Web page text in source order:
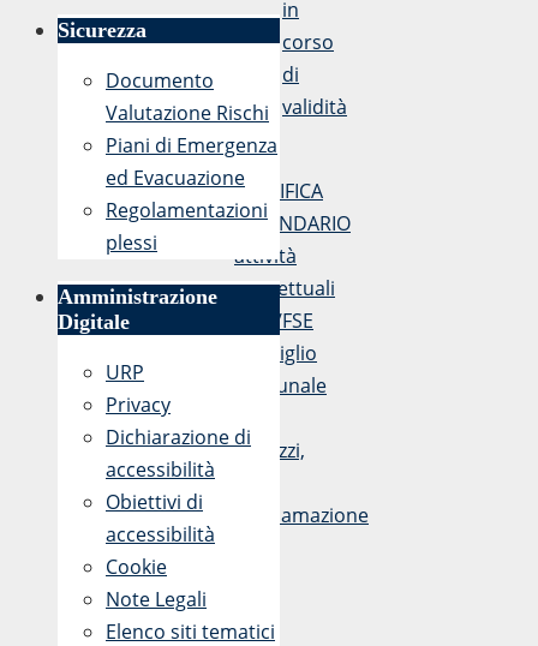
in
corso
di
validità
«
MODIFICA
CALENDARIO
attività
progettuali
PON/FSE
Consiglio
Comunale
Ragazzi,
proclamazione
Sicurezza
Documento
Valutazione Rischi
Piani di Emergenza
ed Evacuazione
Regolamentazioni
plessi
Amministrazione
Digitale
URP
Privacy
Dichiarazione di
accessibilità
Obiettivi di
accessibilità
Cookie
Note Legali
Elenco siti tematici